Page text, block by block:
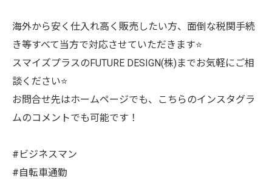
海外から安く仕入れ高く販売したい方、面倒な税関手続
き等すべて当方で対応させていただきます⭐
スマイズプラスのFUTURE DESIGN(株)までお気軽にご相
談ください⭐
お問合せ先はホームページでも、こちらのインスタグラ
ムのコメントでも可能です！
#ビジネスマン
#自転車通勤